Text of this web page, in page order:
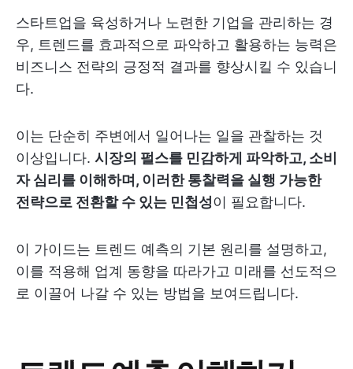
스타트업을 육성하거나 노련한 기업을 관리하는 경
우, 트렌드를 효과적으로 파악하고 활용하는 능력은
비즈니스 전략의 긍정적 결과를 향상시킬 수 있습니
다.
이는 단순히 주변에서 일어나는 일을 관찰하는 것
이상입니다. 시장의 펄스를 민감하게 파악하고, 소비
자 심리를 이해하며, 이러한 통찰력을 실행 가능한
전략으로 전환할 수 있는 민첩성이 필요합니다.
이 가이드는 트렌드 예측의 기본 원리를 설명하고,
이를 적용해 업계 동향을 따라가고 미래를 선도적으
로 이끌어 나갈 수 있는 방법을 보여드립니다.